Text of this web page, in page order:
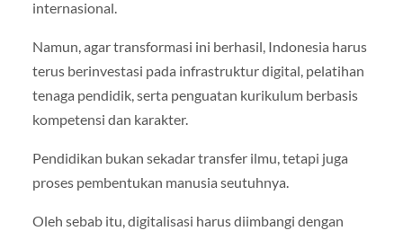
internasional.
Namun, agar transformasi ini berhasil, Indonesia harus
terus berinvestasi pada infrastruktur digital, pelatihan
tenaga pendidik, serta penguatan kurikulum berbasis
kompetensi dan karakter.
Pendidikan bukan sekadar transfer ilmu, tetapi juga
proses pembentukan manusia seutuhnya.
Oleh sebab itu, digitalisasi harus diimbangi dengan